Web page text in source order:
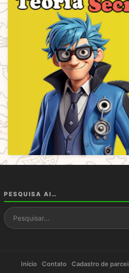
PESQUISA AI…
Pesquisar por:
Início Contato Cadastro de